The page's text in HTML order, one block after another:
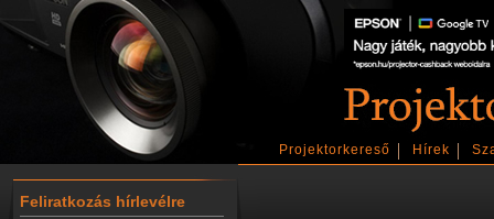
Projektorkereső Hírek
Feliratkozás hírlevélre